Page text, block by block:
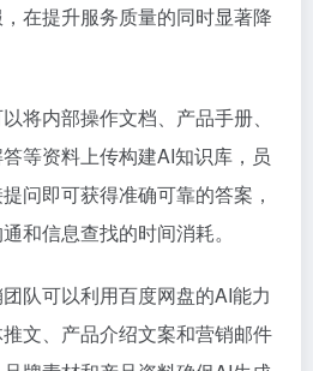
在提升服务质量的同时显著降
以将内部操作文档、产品手册、
等资料上传构建AI知识库，员
问即可获得准确可靠的答案，
和信息查找的时间消耗。
队可以利用百度网盘的AI能力
文、产品介绍文案和营销邮件